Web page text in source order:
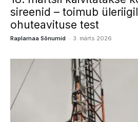
sireenid – toimub
ohuteavituse test
Raplamaa Sõnumid - 3. märts 2026